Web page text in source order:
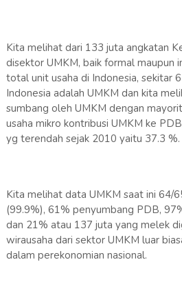
Kita melihat dari 133 juta angkatan
disektor UMKM, baik formal maupun
total unit usaha di Indonesia, sekitar
Indonesia adalah UMKM dan kita
sumbang oleh UMKM dengan
usaha mikro kontribusi UMKM ke
yg terendah sejak 2010 yaitu 37.3 %.
Kita melihat data UMKM saat ini 64/
(99.9%), 61% penyumbang PDB,
dan 21% atau 137 juta yang melek
wirausaha dari sektor UMKM luar
dalam perekonomian nasional.